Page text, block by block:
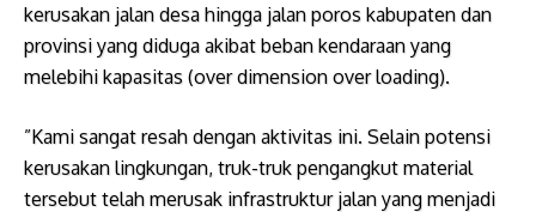
kerusakan jalan desa hingga jalan poros kabupaten dan
provinsi yang diduga akibat beban kendaraan yang
melebihi kapasitas (over dimension over loading).
​”Kami sangat resah dengan aktivitas ini. Selain potensi
kerusakan lingkungan, truk-truk pengangkut material
tersebut telah merusak infrastruktur jalan yang menjadi